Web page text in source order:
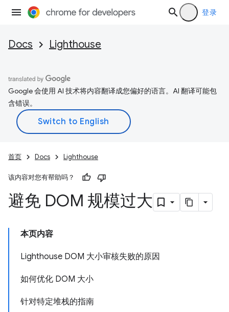
登录
Docs Lighthouse
Google 会使用 AI 技术将内容翻译成您偏好的语言。AI 翻译可能包
含错误。
首页 Docs Lighthouse
该内容对您有帮助吗？
避免 DOM 规模过大
本页内容
Lighthouse DOM 大小审核失败的原因
如何优化 DOM 大小
针对特定堆栈的指南